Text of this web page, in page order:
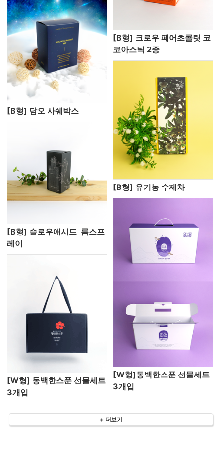
[B형] 담오 사쉐박스
[B형] 크로우 페어초콜릿 코
코아스틱 2종
[B형] 슬로우애시드_룸스프
레이
[B형] 유기농 수제차
[W형] 동백한스푼 선물세트
3개입
[W형]동백한스푼 선물세트
3개입
+ 더보기